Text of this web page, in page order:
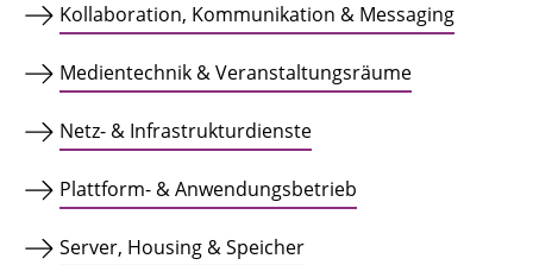
Kollaboration, Kommunikation & Messaging
Medientechnik & Veranstaltungsräume
Netz- & Infrastrukturdienste
Plattform- & Anwendungsbetrieb
Server, Housing & Speicher